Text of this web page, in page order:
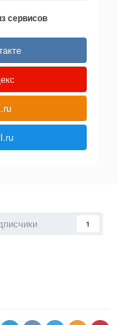
сервисов
1